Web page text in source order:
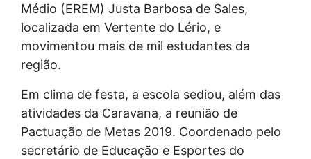
Médio (EREM) Justa Barbosa de Sales,
localizada em Vertente do Lério, e
movimentou mais de mil estudantes da
região.
Em clima de festa, a escola sediou, além das
atividades da Caravana, a reunião de
Pactuação de Metas 2019. Coordenado pelo
secretário de Educação e Esportes do